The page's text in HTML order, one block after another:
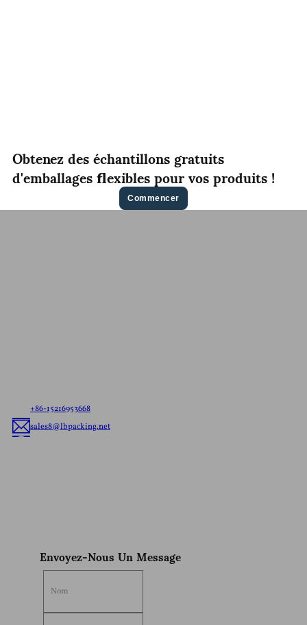
Obtenez des échantillons gratuits
d'emballages flexibles pour vos produits !
Commencer
+86-15216953668
sales8@lbpacking.net
Envoyez-Nous Un Message